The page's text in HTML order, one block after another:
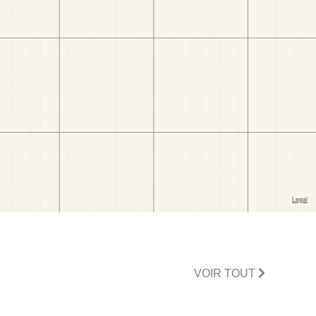
VOIR TOUT